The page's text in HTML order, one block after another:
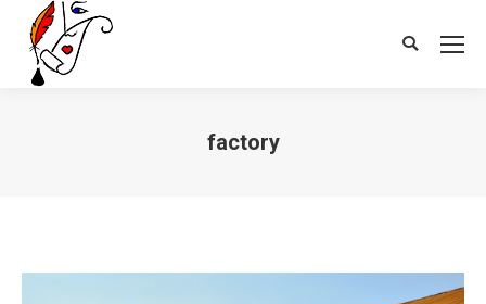
Search:
factory